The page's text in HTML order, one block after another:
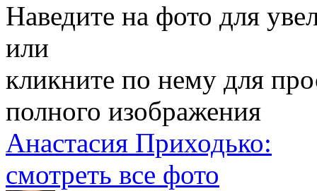
Наведите на фото для
или
кликните по нему для
полного изображения
Анастасия Приходько:
смотреть все фото